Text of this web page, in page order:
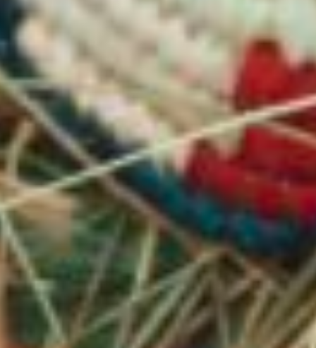
المقر الرئيسي لشركة NSCE
NORTH SOUTH CONSULTANTS EXCHANGE
27 شارع يحيى ابراهيم، شقة. 4
11211 الزمالك، القاهرة
مصر
هاتف: +20 2 2735 6582
البريد الإلكتروني: info@nsce-inter.com
روابط الموقع
الصفحة الرئيسية
من نحن
القطاعات
خدماتنا
المشاريع
موارد
الأخبار
اعمل معنا